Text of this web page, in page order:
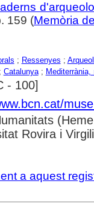
159 (Memòria
; Ressenyes ;
Catalunya; Mediterrània,
- 100]
Rovira i
a aquest